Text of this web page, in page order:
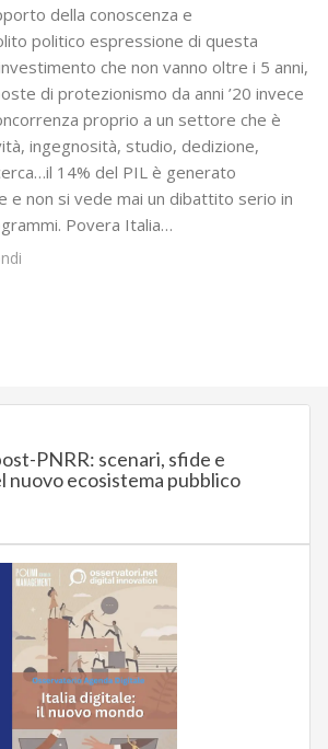
della conoscenza e
politico espressione di questa
che non vanno oltre i 5 anni,
di protezionismo da anni ’20 invece
proprio a un settore che è
ingegnosità, studio, dedizione,
14% del PIL è generato
e non si vede mai un dibattito serio in
Povera Italia…
PNRR: scenari, sfide e
nuovo ecosistema pubblico